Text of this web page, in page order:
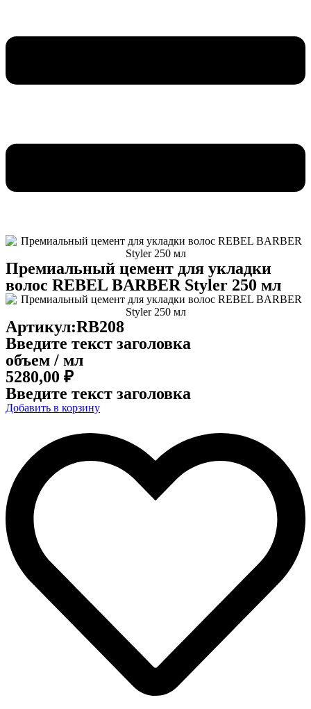
Премиальный цемент для укладки
волос REBEL BARBER Styler 250 мл
Артикул:RB208
Введите текст заголовка
объем / мл
5280,00 ₽
Введите текст заголовка
Добавить в корзину